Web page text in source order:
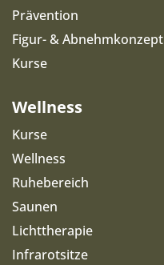
Prävention
Figur- & Abnehmkonzept
Kurse
Wellness
Kurse
Wellness
Ruhebereich
Saunen
Lichttherapie
Infrarotsitze